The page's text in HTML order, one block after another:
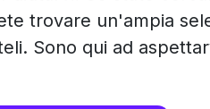
trovare un'ampia
Sono qui ad